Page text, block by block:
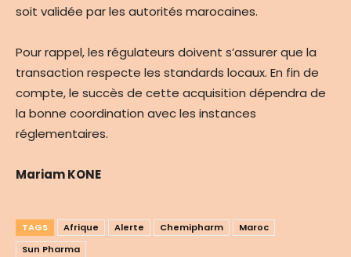
soit validée par les autorités marocaines.
Pour rappel, les régulateurs doivent s’assurer que la
transaction respecte les standards locaux. En fin de
compte, le succès de cette acquisition dépendra de
la bonne coordination avec les instances
réglementaires.
Mariam KONE
TAGS Afrique Alerte Chemipharm
Maroc
Sun Pharma